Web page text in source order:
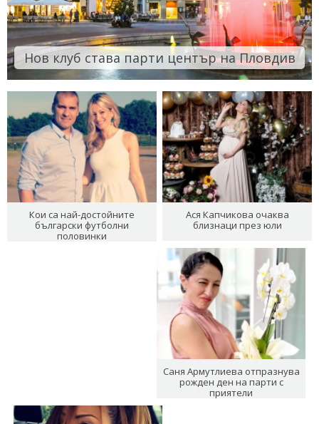
Нов клуб става парти център на Пловдив
Кои са най-достойните
български футболни
половинки
Ася Капчикова очаква
близнаци през юли
Саня Армутлиева отпразнува
рожден ден на парти с
приятели